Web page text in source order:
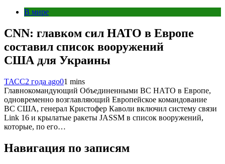
В мире
CNN: главком сил НАТО в Европе
составил список вооружений
США для Украины
ТАСС2 года ago01 mins
Главнокомандующий Объединенными ВС НАТО в Европе,
одновременно возглавляющий Европейское командование
ВС США, генерал Кристофер Каволи включил систему связи
Link 16 и крылатые ракеты JASSM в список вооружений,
которые, по его…
Навигация по записям